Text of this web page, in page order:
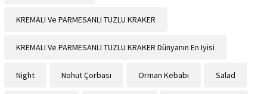
KREMALI Ve PARMESANLI TUZLU KRAKER
KREMALI Ve PARMESANLI TUZLU KRAKER Dünyanın En Iyisi
Night Nohut Çorbası Orman Kebabı Salad